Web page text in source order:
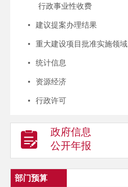
行政事业性收费
建议提案办理结果
重大建设项目批准实施领域
统计信息
资源经济
行政许可
政府信息
公开年报
部门预算